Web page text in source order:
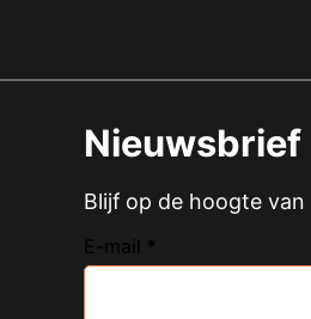
Nieuwsbrief
Blijf op de hoogte
E-mail *